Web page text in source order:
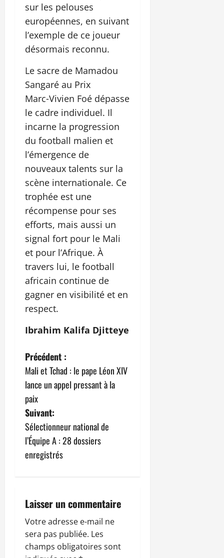
sur les pelouses
européennes, en suivant
l’exemple de ce joueur
désormais reconnu.
Le sacre de Mamadou
Sangaré au Prix
Marc‑Vivien Foé dépasse
le cadre individuel. Il
incarne la progression
du football malien et
l’émergence de
nouveaux talents sur la
scène internationale. Ce
trophée est une
récompense pour ses
efforts, mais aussi un
signal fort pour le Mali
et pour l’Afrique. À
travers lui, le football
africain continue de
gagner en visibilité et en
respect.
Ibrahim Kalifa Djitteye
N
a
v
i
g
a
i
o
n
Précédent :
Mali et Tchad : le pape Léon XIV
lance un appel pressant à la
paix
Suivant:
Sélectionneur national de
l’Équipe A : 28 dossiers
enregistrés
Laisser un commentaire
Votre adresse e-mail ne
sera pas publiée. Les
champs obligatoires sont